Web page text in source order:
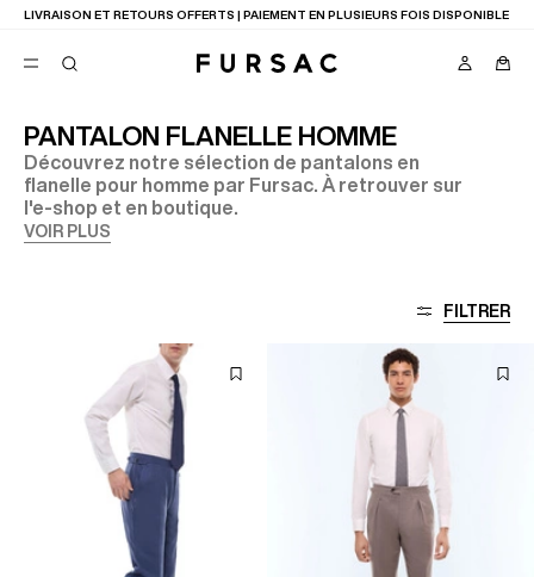
LIVRAISON ET RETOURS OFFERTS | PAIEMENT EN PLUSIEURS FOIS DISPONIBLE
PANTALON FLANELLE HOMME
Découvrez notre sélection de pantalons en
flanelle pour homme par Fursac. À retrouver sur
l'e-shop et en boutique.
VOIR PLUS
FILTRER
FAVORIS
COSTUMES
PANTALONS
BLOUSONS